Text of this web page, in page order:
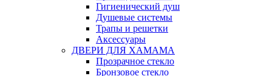
Гигиенический душ
Душевые системы
Трапы и решетки
Аксессуары
ДВЕРИ ДЛЯ ХАМАМА
Прозрачное стекло
Бронзовое стекло